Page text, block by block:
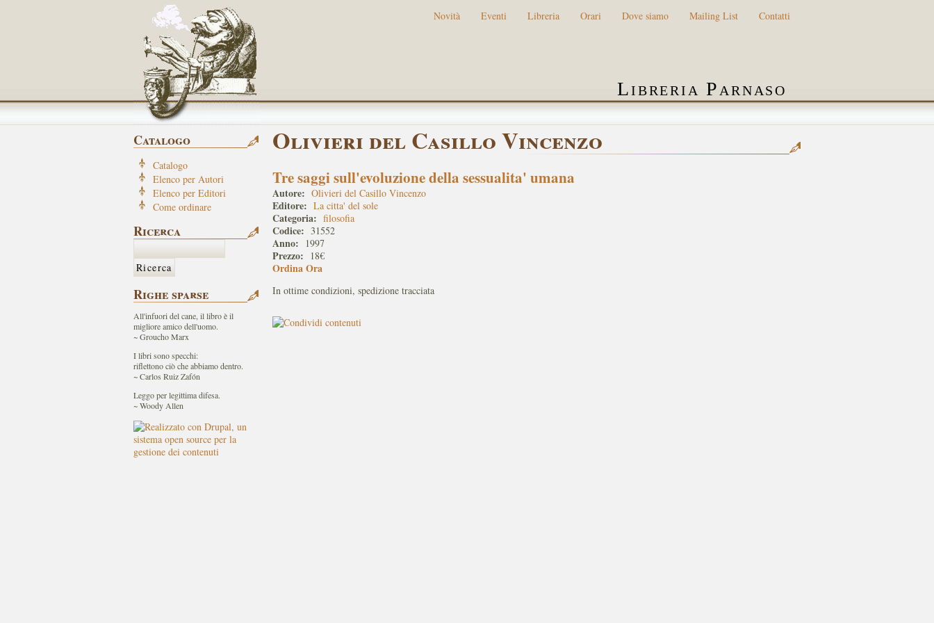
Libreria Parnaso
Novità Eventi Libreria Orari Dove siamo Mailing List Contatti
Olivieri del Casillo Vincenzo
Tre saggi sull'evoluzione della sessualita' umana
Autore: Olivieri del Casillo Vincenzo
Editore: La citta' del sole
Categoria: filosofia
Codice: 31552
Anno: 1997
Prezzo: 18€
Ordina Ora
In ottime condizioni, spedizione tracciata
Catalogo
Catalogo
Elenco per Autori
Elenco per Editori
Come ordinare
Ricerca
Righe sparse
All'infuori del cane, il libro è il
migliore amico dell'uomo.
~ Groucho Marx
I libri sono specchi:
riflettono ciò che abbiamo dentro.
~ Carlos Ruiz Zafón
Leggo per legittima difesa.
~ Woody Allen